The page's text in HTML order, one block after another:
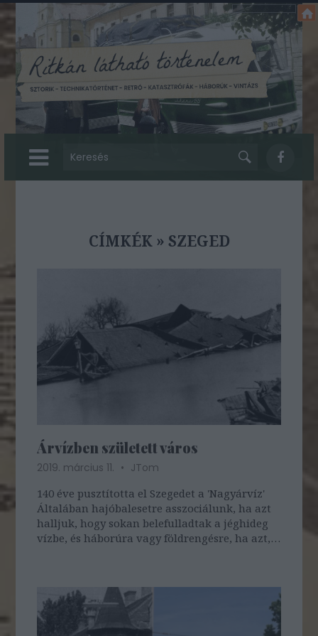
CÍMKÉK» SZEGED
Árvízben született város
2019. március 11.
JTom
140 éve pusztította el Szegedet a 'Nagyárvíz'
Általában hajóbalesetre asszociálunk, ha azt
halljuk, hogy sokan belefulladtak a jéghideg
vízbe, és háborúra vagy földrengésre, ha azt,